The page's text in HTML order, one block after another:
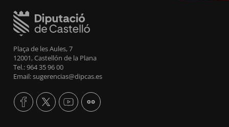
Plaça de les Aules, 7
12001, Castellón de la Plana
Tel.: 964 35 96 00
Email: sugerencias@dipcas.es